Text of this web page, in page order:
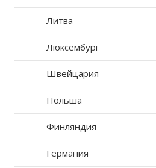
Литва
Люксембург
Швейцария
Польша
Финляндия
Германия